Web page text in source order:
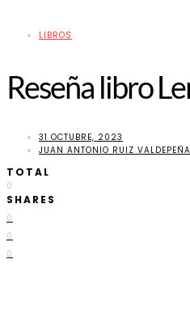
LIBROS
Reseña libro
31 OCTUBRE, 2023
JUAN ANTONIO RUIZ
TOTAL
0
SHARES
0
0
0